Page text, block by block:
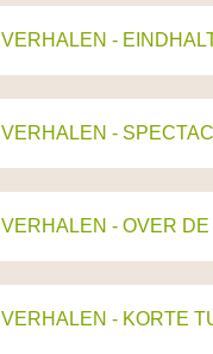
VERHALEN -
VERHALEN -
VERHALEN - OVER
VERHALEN - KORTE